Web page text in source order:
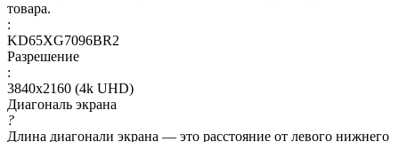
товара.
:
KD65XG7096BR2
Разрешение
:
3840x2160 (4k UHD)
Диагональ экрана
?
Длина диагонали экрана — это расстояние от левого нижнего